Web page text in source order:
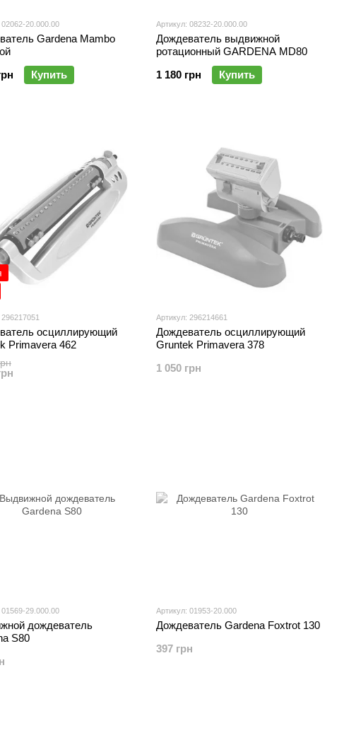
02062-20.000.00
Gardena Mambo
Купить
Артикул: 08232-20.000.00
Дождеватель выдвижной
ротационный GARDENA MD80
1 180 грн
Купить
осциллирующий
Primavera 462
Артикул: 296214661
Дождеватель осциллирующий
Gruntek Primavera 378
1 050 грн
01569-29.000.00
дождеватель
S80
Артикул: 01953-20.000
Дождеватель Gardena Foxtrot 130
397 грн